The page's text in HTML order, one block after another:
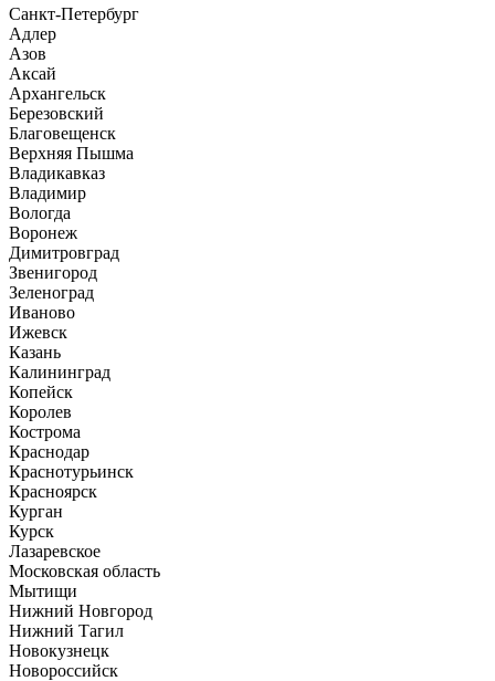
Санкт-Петербург
Адлер
Азов
Аксай
Архангельск
Березовский
Благовещенск
Верхняя Пышма
Владикавказ
Владимир
Вологда
Воронеж
Димитровград
Звенигород
Зеленоград
Иваново
Ижевск
Казань
Калининград
Копейск
Королев
Кострома
Краснодар
Краснотурьинск
Красноярск
Курган
Курск
Лазаревское
Московская область
Мытищи
Нижний Новгород
Нижний Тагил
Новокузнецк
Новороссийск